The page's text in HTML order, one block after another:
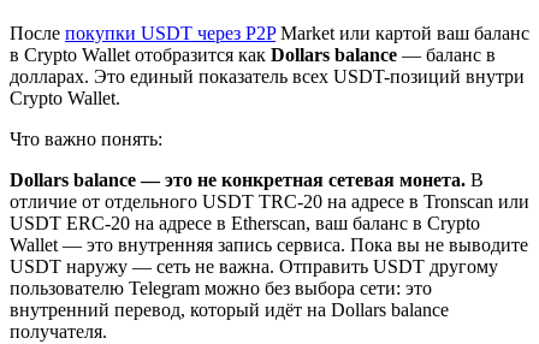
После покупки USDT через P2PMarket или картой ваш баланс
в Crypto Wallet отобразится как Dollars balance — баланс в
долларах. Это единый показатель всех USDT-позиций внутри
Crypto Wallet.
Что важно понять:
Dollars balance — это не конкретная сетевая монета. В
отличие от отдельного USDT TRC-20 на адресе в Tronscan или
USDT ERC-20 на адресе в Etherscan, ваш баланс в Crypto
Wallet — это внутренняя запись сервиса. Пока вы не выводите
USDT наружу — сеть не важна. Отправить USDT другому
пользователю Telegram можно без выбора сети: это
внутренний перевод, который идёт на Dollars balance
получателя.